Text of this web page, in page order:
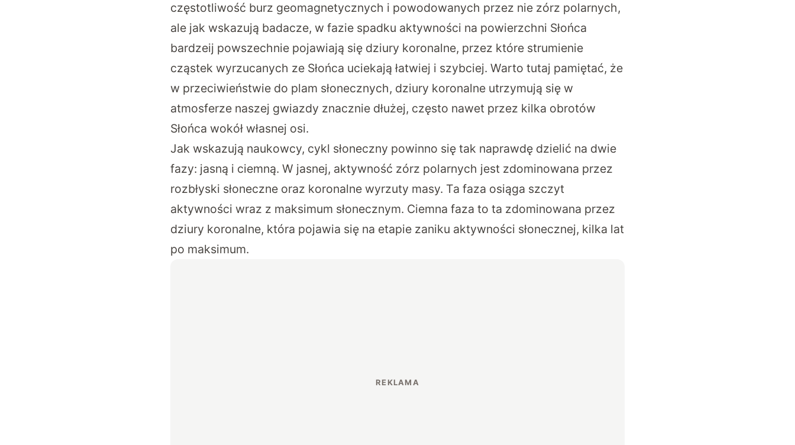
częstotliwość burz geomagnetycznych i powodowanych przez nie zórz polarnych,
ale jak wskazują badacze, w fazie spadku aktywności na powierzchni Słońca
bardzeij powszechnie pojawiają się dziury koronalne, przez które strumienie
cząstek wyrzucanych ze Słońca uciekają łatwiej i szybciej. Warto tutaj pamiętać, że
w przeciwieństwie do plam słonecznych, dziury koronalne utrzymują się w
atmosferze naszej gwiazdy znacznie dłużej, często nawet przez kilka obrotów
Słońca wokół własnej osi.
Jak wskazują naukowcy, cykl słoneczny powinno się tak naprawdę dzielić na dwie
fazy: jasną i ciemną. W jasnej, aktywność zórz polarnych jest zdominowana przez
rozbłyski słoneczne oraz koronalne wyrzuty masy. Ta faza osiąga szczyt
aktywności wraz z maksimum słonecznym. Ciemna faza to ta zdominowana przez
dziury koronalne, która pojawia się na etapie zaniku aktywności słonecznej, kilka lat
po maksimum.